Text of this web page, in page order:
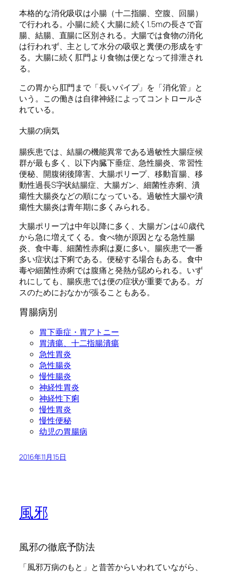
本格的な消化吸収は小腸（十二指腸、空腹、回腸）
で行われる。小腸に続く大腸に続く1.5mの長さで盲
腸、結腸、直腸に区別される。大腸では食物の消化
は行われず、主として水分の吸収と糞便の形成をす
る。大腸に続く肛門より食物は便となって排泄され
る。
この胃から肛門まで「長いパイプ」を「消化管」と
いう。この働きは自律神経によってコントロールさ
れている。
大腸の病気
腸疾患では、結腸の機能異常である過敏性大腸症候
群が最も多く、以下内臓下垂症、急性腸炎、常習性
便秘、開腹術後障害、大腸ポリープ、移動盲腸、移
動性過長S字状結腸症、大腸ガン、細菌性赤痢、潰
瘍性大腸炎などの順になっている。過敏性大腸や潰
瘍性大腸炎は青年期に多くみられる。
大腸ポリープは中年以降に多く、大腸ガンは40歳代
から急に増えてくる。食べ物が原因となる急性腸
炎、食中毒、細菌性赤痢は夏に多い。腸疾患で一番
多い症状は下痢である。便秘する場合もある。食中
毒や細菌性赤痢では腹痛と発熱が認められる。いず
れにしても、腸疾患では便の症状が重要である。ガ
スのためにおなかが張ることもある。
胃腸病別
胃下垂症・胃アトニー
胃潰瘍、十二指腸潰瘍
急性胃炎
急性腸炎
慢性腸炎
神経性胃炎
神経性下痢
慢性胃炎
慢性便秘
幼児の胃腸病
2016年11月15日
風邪
風邪の徹底予防法
「風邪万病のもと」と昔苦からいわれていながら、